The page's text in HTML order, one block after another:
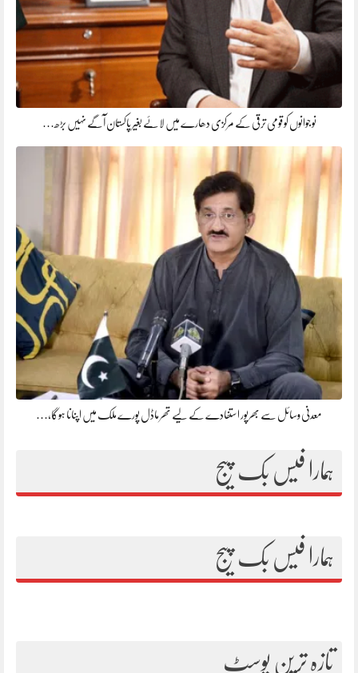
نوجوانوں کو قومی ترقی کے مرکزی دھارے میں لائے بغیر پاکستان آگے نہیں بڑھ…
معدنی وسائل سے بھرپور استفادے کے لیے تھر ماڈل پورے ملک میں اپنانا ہوگا،…
ہمارا فیس بک پیج
ہمارا فیس بک پیج
تازہ ترین پوسٹ